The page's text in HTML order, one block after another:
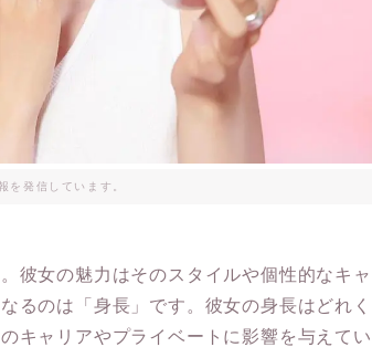
を発信しています。
彼女の魅力はそのスタイルや個性的なキャ
るのは「身長」です。彼女の身長はどれく
キャリアやプライベートに影響を与えてい